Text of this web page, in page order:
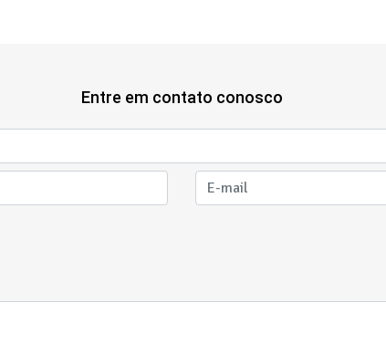
Entre em contato conosco